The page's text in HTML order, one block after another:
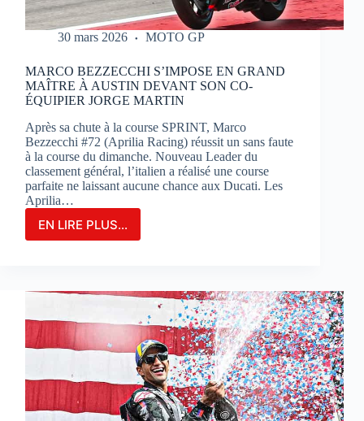
30 mars 2026 MOTO GP
MARCO BEZZECCHI S’IMPOSE EN GRAND
MAÎTRE À AUSTIN DEVANT SON CO-
ÉQUIPIER JORGE MARTIN
Après sa chute à la course SPRINT, Marco
Bezzecchi #72 (Aprilia Racing) réussit un sans faute
à la course du dimanche. Nouveau Leader du
classement général, l’italien a réalisé une course
parfaite ne laissant aucune chance aux Ducati. Les
Aprilia…
EN LIRE PLUS...
MARCO
GRAND
À
AUSTIN
DEVANT
CO-
ÉQUIPIER
JORGE